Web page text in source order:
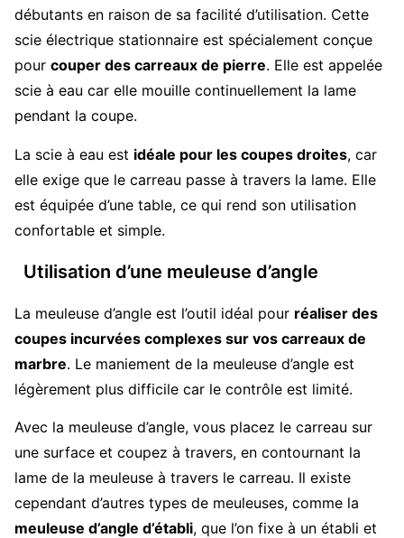
débutants en raison de sa facilité d’utilisation. Cette
scie électrique stationnaire est spécialement conçue
pour couper des carreaux de pierre. Elle est appelée
scie à eau car elle mouille continuellement la lame
pendant la coupe.
La scie à eau est idéale pour les coupes droites, car
elle exige que le carreau passe à travers la lame. Elle
est équipée d’une table, ce qui rend son utilisation
confortable et simple.
Utilisation d’une meuleuse d’angle
La meuleuse d’angle est l’outil idéal pour réaliser des
coupes incurvées complexes sur vos carreaux de
marbre. Le maniement de la meuleuse d’angle est
légèrement plus difficile car le contrôle est limité.
Avec la meuleuse d’angle, vous placez le carreau sur
une surface et coupez à travers, en contournant la
lame de la meuleuse à travers le carreau. Il existe
cependant d’autres types de meuleuses, comme la
meuleuse d’angle d’établi, que l’on fixe à un établi et